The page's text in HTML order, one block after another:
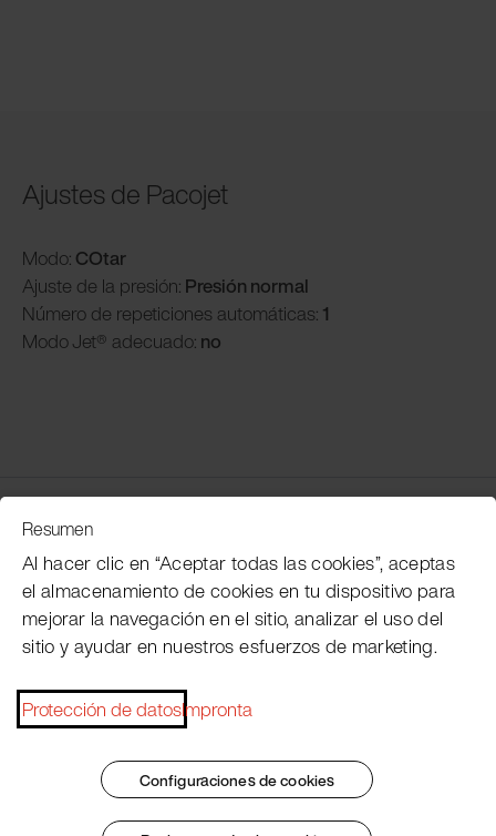
Ajustes de Pacojet
Modo: COtar
Ajuste de la presión: Presión normal
Número de repeticiones automáticas: 1
ModoJet® adecuado: no
Servicio de atención al cliente
Subscribe Pacojet Newsletter
Would you like to be regularly updated on news, event
Resumen
Al hacer clic en “Aceptar todas las cookies”, aceptas
el almacenamiento de cookies en tu dispositivo para
mejorar la navegación en el sitio, analizar el uso del
sitio y ayudar en nuestros esfuerzos de marketing.
Protección de datosImpronta
Configuraciones de cookies